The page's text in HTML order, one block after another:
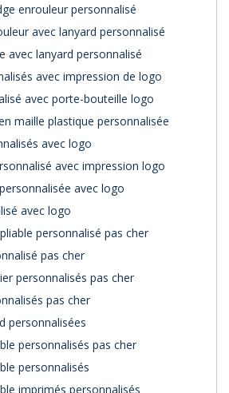
enrouleur personnalisé
avec lanyard personnalisé
avec lanyard personnalisé
avec impression de logo
avec porte-bouteille logo
maille plastique personnalisée
avec logo
avec impression logo
avec logo
avec logo
personnalisé pas cher
pas cher
personnalisés pas cher
pas cher
personnalisées
personnalisés pas cher
personnalisés
imprimés personnalisés